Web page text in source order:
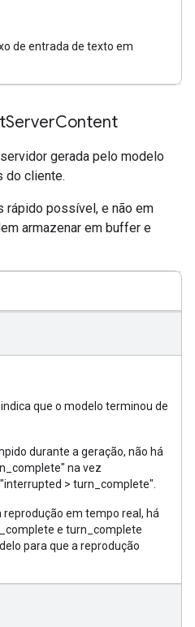
de entrada de texto em
ServerContent
gerada pelo modelo
do cliente.
rápido possível, e não em
armazenar em buffer e
que o modelo terminou de
durante a geração, não há
na vez
> turn_complete".
em tempo real, há
e turn_complete
para que a reprodução